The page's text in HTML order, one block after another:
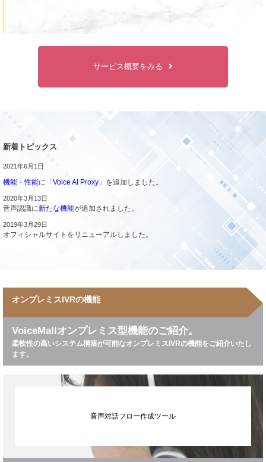
サービス概要をみる
新着トピックス
2021年6月1日
機能・性能に「 Voice AI Proxy 」を追加しました。
2020年3月13日
音声認識に新たな機能が追加されました。
2019年3月29日
オフィシャルサイトをリニューアルしました。
オンプレミスIVRの機能
VoiceMallオンプレミス型機能のご紹介。
柔軟性の高いシステム構築が可能なオンプレミスIVRの機能をご紹介いたし
ます。
音声対話フロー作成ツール